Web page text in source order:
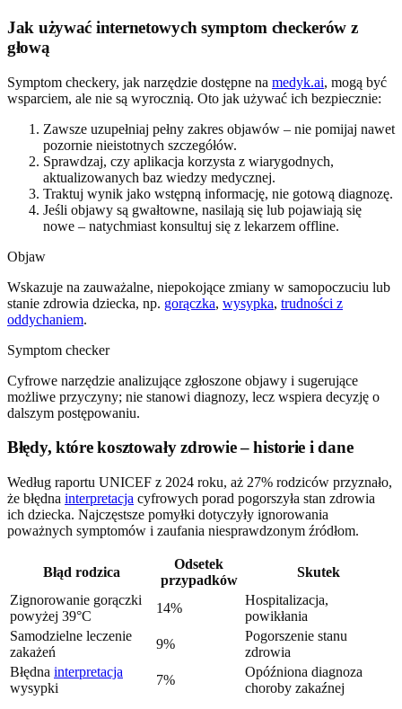
Jak używać internetowych symptom checkerów z
głową
Symptom checkery, jak narzędzie dostępne na medyk.ai, mogą być
wsparciem, ale nie są wyrocznią. Oto jak używać ich bezpiecznie:
Zawsze uzupełniaj pełny zakres objawów – nie pomijaj nawet
pozornie nieistotnych szczegółów.
Sprawdzaj, czy aplikacja korzysta z wiarygodnych,
aktualizowanych baz wiedzy medycznej.
Traktuj wynik jako wstępną informację, nie gotową diagnozę.
Jeśli objawy są gwałtowne, nasilają się lub pojawiają się
nowe – natychmiast konsultuj się z lekarzem offline.
Objaw
Wskazuje na zauważalne, niepokojące zmiany w samopoczuciu lub
stanie zdrowia dziecka, np. gorączka, wysypka, trudności z
oddychaniem.
Symptom checker
Cyfrowe narzędzie analizujące zgłoszone objawy i sugerujące
możliwe przyczyny; nie stanowi diagnozy, lecz wspiera decyzję o
dalszym postępowaniu.
Błędy, które kosztowały zdrowie – historie i dane
Według raportu UNICEF z 2024 roku, aż 27% rodziców przyznało,
że błędna interpretacja cyfrowych porad pogorszyła stan zdrowia
ich dziecka. Najczęstsze pomyłki dotyczyły ignorowania
poważnych symptomów i zaufania niesprawdzonym źródłom.
Błąd rodzica
Odsetek
przypadków
Skutek
Zignorowanie gorączki
powyżej 39°C
14%
Hospitalizacja,
powikłania
Samodzielne leczenie
zakażeń
9%
Pogorszenie stanu
zdrowia
Błędna interpretacja
wysypki
7%
Opóźniona diagnoza
choroby zakaźnej